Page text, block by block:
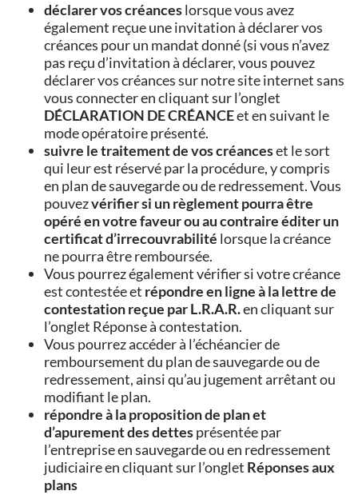
déclarer vos créanceslorsque vous avez
également reçue une invitation à déclarer vos
créances pour un mandat donné (si vous n’avez
pas reçu d’invitation à déclarer, vous pouvez
déclarer vos créances sur notre site internet sans
vous connecter en cliquant sur l’onglet
DÉCLARATION DE CRÉANCEet en suivant le
mode opératoire présenté.
suivre le traitement de vos créanceset le sort
qui leur est réservé par la procédure, y compris
en plan de sauvegarde ou de redressement. Vous
pouvezvérifier si un règlement pourra être
opéré en votre faveur ou au contraire éditer un
certificat d’irrecouvrabilité lorsque la créance
ne pourra être remboursée.
Vous pourrez également vérifier si votre créance
est contestée et répondre en ligne à la lettre de
contestation reçue par L.R.A.R.en cliquant sur
l’onglet Réponse à contestation.
Vous pourrez accéder à l’échéancier de
remboursement du plan de sauvegarde ou de
redressement, ainsi qu’au jugement arrêtant ou
modifiant le plan.
répondre à la proposition de plan et
d’apurement des dettesprésentée par
l’entreprise en sauvegarde ou en redressement
judiciaire en cliquant sur l’onglet Réponses aux
plans